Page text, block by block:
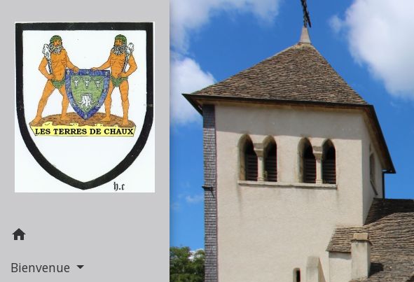
home
Bienvenue